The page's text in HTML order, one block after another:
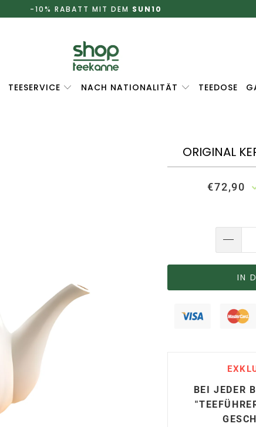
-10% RABATT MIT DEM SUN10
TEESERVICE NACH NATIONALITÄT TEEDOSE
ORIGINAL
€72,90
IN
BEI JEDER